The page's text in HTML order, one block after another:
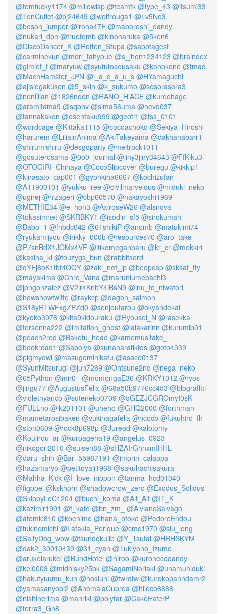
@tomtucky1174 @millowisp @teamtk @type_43 @itsumi33
@TonCutlet @bj24649 @wolfrouga1 @Lv5No3
@boson_jumper @iroha47F @maboroshi_dandy
@nukari_doh @truetomb @kinoharuka @5ken6
@DiscoDancer_K @Rotten_Stupa @sabotagest
@carminekun @mori_tahyoue @s_jhon1234123 @braindex
@gimlet_f @maryuw @syufutosousaku @konokono @tmad
@MachHamster_JPN @l_a_c_a_u_s @HYamaguchi
@ajisiogakusen @5_skin @k_sukumo @sosorasora3
@nonlilian @1826noon @RANO_HiACE @kuroohage
@aramitama9 @sqbhv @sima56uma @hevo037
@tannakaken @osentaku999 @geoti1 @tss_0101
@wordcage @Kittaka1115 @cocoachoko @Sekiya_Hiroshi
@harurem @LiliainAnima @AkiTakeyama @dakhanabarr1
@shirumishiru @desgoparty @meltrock1011
@gosuterosama @0o0_journal @jiny3jiny34643 @FfKiku3
@OTOGIRI_Chihaya @CocoSlipcover @buregu @kikkip1
@kinasato_cap001 @gyonkiha6667 @kochizufan
@A11900101 @yukku_ree @civilmarvelous @miduki_neko
@ugirej @hizageri @cbp60570 @nakayoshi1969
@METHIE34 @e_hon3 @AxlroseW26 @alsnova
@tokasimnet @SKRBKY1 @isodin_sf5 @sirokumah
@Babo_1 @fnbdc042 @61shikiP @anqmb @matukimi74
@ryukamijyou @nikky_000b @resources70 @aro_take
@P7snBdX1JOMx4VF @itikomeganbaru @kr_cr @mokkiri
@kasiha_ki @touzygs_bun @rabbitsord
@qYFj8oK1tbf4OQY @zaki_net_jp @beepcap @sksat_tty
@mayakima @Chro_Vana @maruniumebachi3
@jpngonzalez @V2lr4KnbY4iBsN9 @inu_to_niwatori
@howshowtwitte @raykcp @dagon_salmon
@S18yRTWFxgZPZd0 @senjoutarou @okyandekai
@kyoko3978 @kita9kidouraku @Ryousei_N @rasekka
@tersenna222 @imitation_ghost @lalakarinn @kurumib01
@peach2red @Baketu_head @kamemusitake_
@bookroad1 @Saboiya @sunaharatiktos @goto4039
@pigmyowl @masugominikatu @asaco0137
@SyunMitsurugi @jun7269 @Ohtsune2nd @nega_neko
@65Python @mir0_ @momongaE36 @KRKY1012 @ryos_
@jingu77 @AugustusFelix @68a50b9776cc4d3 @blograffiti
@violetnyanco @suteneko0709 @qGEZJCGROmyI0sK
@FULLno @ik201101 @uheho @GHQ2000 @forthman
@mametarosibaken @yukinagafelix @ncocb @fukuhiro_fh
@ston0609 @rock8p698p @Juread @kalotomy
@Koujirou_ar @kuroageha19 @angelus_0923
@nikogori2010 @suisen88 @sHZAIrGhnxmIHHL
@daru_shin @Bar_55987191 @imorin_calappa
@hazamaryo @petitoyaji1968 @sakuhachisakura
@Mahha_Kick @I_love_nippon @tanma_hcd01040
@figppei @kskhorn @shadowcrow_zero @Exodus_Solidus
@SkippyLeC1204 @buchi_koma @Alt_Alt @IT_K
@kazimir1991 @t_kato @bn_zm_
@AlvianoSalvago
@atomic810 @koehime @hana_otoko @PedoroEndou
@tukinomichi @Latakia_Perique @cmc1970 @siu_long
@SaltyDog_wow @tsundokulib @Y_Tsutai @HRHSKYM
@dak2_30010439 @31_cyan @Tukiyono_Izumo
@arukeiarukei @BundHotel @hiroo @kuronecodandy
@kei0008 @midhisky25bk @SagamiNoriaki @unamuhiduki
@hakutyuumu_kun @hosiuni @twrdtw @kurokopanndamr2
@yamasanyobi2 @AnomalaCuprea @hiloco8888
@nishinerima @manriki @polyfar @CakeEaterP
@terra3_Gn8